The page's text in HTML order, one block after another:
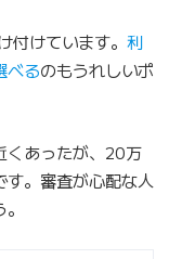
けています。 利
べるのもうれしいポ
くあったが、20万
。審査が心配な人